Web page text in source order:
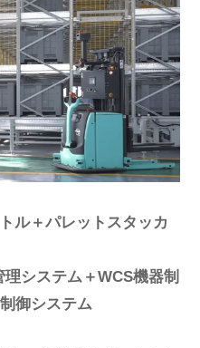
ル＋パレットスタッカ
システム＋WCS機器制
御システム